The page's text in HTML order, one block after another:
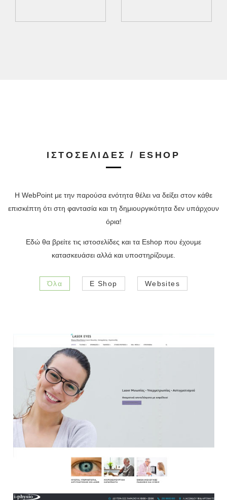
ΙΣΤΟΣΕΛΙΔΕΣ / ESHOP
Η WebPoint με την παρούσα ενότητα θέλει να δείξει στον κάθε
επισκέπτη ότι στη φαντασία και τη δημιουργικότητα δεν υπάρχουν
όρια!
Εδώ θα βρείτε τις ιστοσελίδες και τα Eshop που έχουμε
κατασκευάσει αλλά και υποστηρίζουμε.
Όλα E Shop Websites